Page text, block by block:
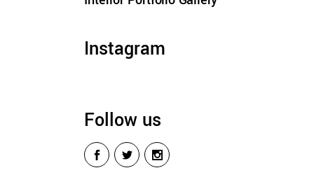
Instagram
Follow us